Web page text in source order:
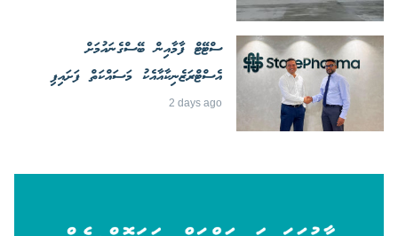
ސްޓޭޓް ފާމާއިން ބޭސްގެނައުމަށް
އެސްޓްރަޒެނިކާއާއެކު މަސައްކަތް ފަށައިފި
2 days ago